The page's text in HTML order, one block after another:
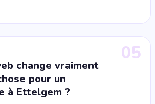
05
change vraiment
pour un
à Ettelgem ?